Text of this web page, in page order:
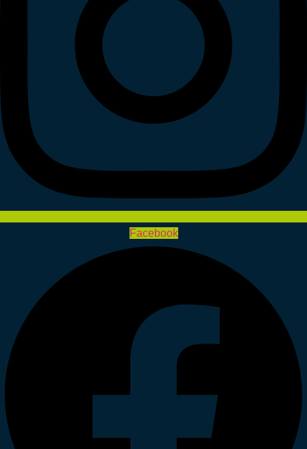
Facebook